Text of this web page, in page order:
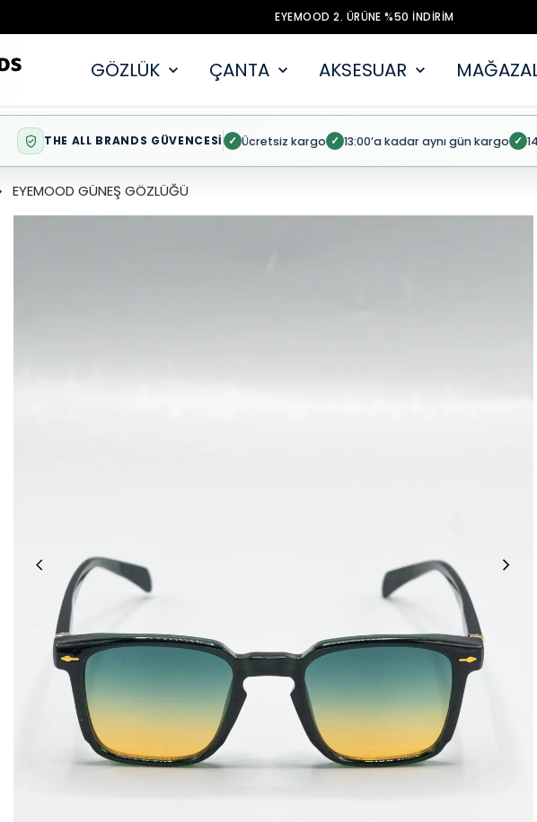
EYEMOOD 2. ÜRÜNE %50 İNDİRİM
GÖZLÜK ÇANTA AKSESUAR
THE ALL BRANDS GÜVENCESİ ✓ Ücretsiz kargo ✓ 13:00’a kadar aynı gün kargo ✓
EYEMOOD GÜNEŞ GÖZLÜĞÜ